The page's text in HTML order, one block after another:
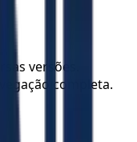
versões.
completa.